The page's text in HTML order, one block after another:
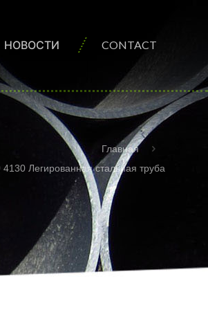
НОВОСТИ CONTACT
Главная
4130 Легированная стальная труба